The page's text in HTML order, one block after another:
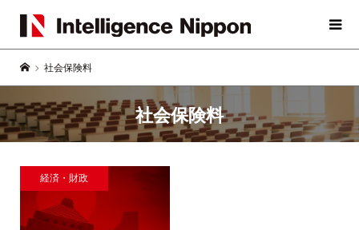
社会保険料
社会保険料
経済・財政